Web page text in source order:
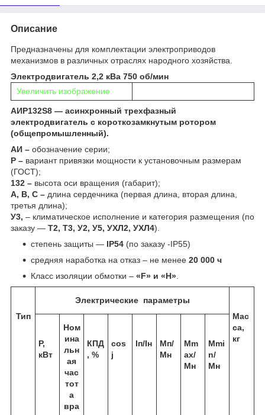
Описание
Предназначены для комплектации электроприводов
механизмов в различных отраслях народного хозяйства.
Электродвигатель 2,2 кВа 750 об/мин
Увеличить изображение
АИР132S8 ― асинхронный трехфазный
электродвигатель с короткозамкнутым ротором
(общепромышленный).
АИ – обозначение серии;
Р – вариант привязки мощности к установочным размерам
(ГОСТ);
132 – высота оси вращения (габарит);
А, В, С – длина сердечника (первая длина, вторая длина,
третья длина);
У3, – климатическое исполнение и категория размещения (по
заказу ― Т2, Т3, У2, У5, УХЛ2, УХЛ4).
cтепень защиты ― IP54 (по заказу -IP55)
средняя наработка на отказ – не менее 20 000 ч
Класс изоляции обмотки – «F» и «H»
Тип
Электрические параметры
Мас
са,
кг
Р,
кВт
Ном
ина
льн
ая
час
тот
а
вра
КПД
, %
cos
j
Iп/Iн
Мп/
Мн
Мm
ax/
Мн
Мmi
n/
Мн